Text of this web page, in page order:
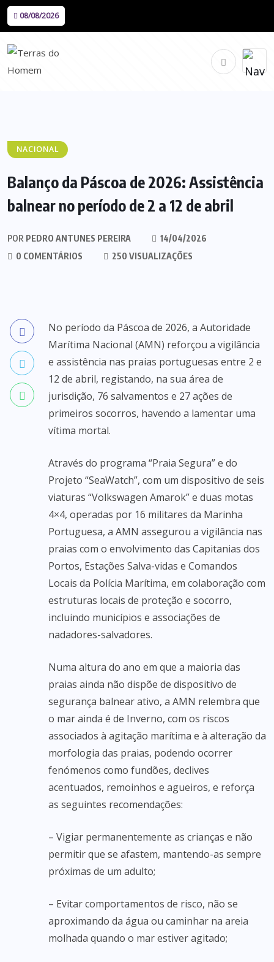
08/08/2026
NACIONAL
Balanço da Páscoa de 2026: Assistência
balnear no período de 2 a 12 de abril
POR PEDRO ANTUNES PEREIRA
14/04/2026
0 COMENTÁRIOS
250 VISUALIZAÇÕES
No período da Páscoa de 2026, a Autoridade
Marítima Nacional (AMN) reforçou a vigilância
e assistência nas praias portuguesas entre 2 e
12 de abril, registando, na sua área de
jurisdição, 76 salvamentos e 27 ações de
primeiros socorros, havendo a lamentar uma
vítima mortal.
Através do programa “Praia Segura” e do
Projeto “SeaWatch”, com um dispositivo de seis
viaturas “Volkswagen Amarok” e duas motas
4×4, operadas por 16 militares da Marinha
Portuguesa, a AMN assegurou a vigilância nas
praias com o envolvimento das Capitanias dos
Portos, Estações Salva-vidas e Comandos
Locais da Polícia Marítima, em colaboração com
estruturas locais de proteção e socorro,
incluindo municípios e associações de
nadadores-salvadores.
Numa altura do ano em que a maioria das
praias ainda não dispõe de dispositivo de
segurança balnear ativo, a AMN relembra que
o mar ainda é de Inverno, com os riscos
associados à agitação marítima e à alteração da
morfologia das praias, podendo ocorrer
fenómenos como fundões, declives
acentuados, remoinhos e agueiros, e reforça
as seguintes recomendações:
– Vigiar permanentemente as crianças e não
permitir que se afastem, mantendo-as sempre
próximas de um adulto;
– Evitar comportamentos de risco, não se
aproximando da água ou caminhar na areia
molhada quando o mar estiver agitado;